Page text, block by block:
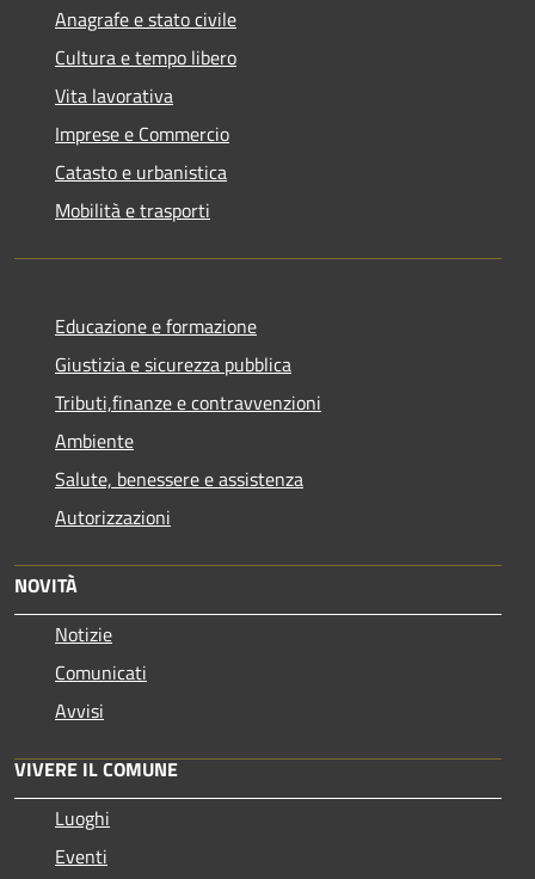
Anagrafe e stato civile
Cultura e tempo libero
Vita lavorativa
Imprese e Commercio
Catasto e urbanistica
Mobilità e trasporti
Educazione e formazione
Giustizia e sicurezza pubblica
Tributi,finanze e contravvenzioni
Ambiente
Salute, benessere e assistenza
Autorizzazioni
NOVITÀ
Notizie
Comunicati
Avvisi
VIVERE IL COMUNE
Luoghi
Eventi